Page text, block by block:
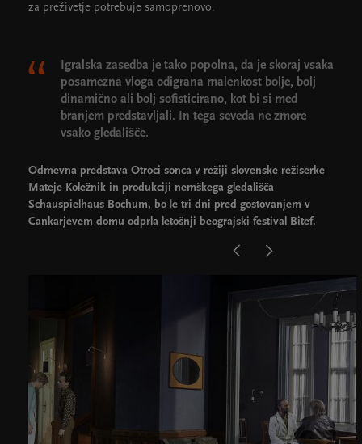
za preživetje potrebuje samoprenovo.
Igralska zasedba je tako popolna, da je skoraj vsaka
posamezna vloga odigrana malenkost bolje, bolj
dinamično ali bolj sofisticirano, kot bi si med
branjem predstavljali. In tega seveda ne zmore
vsako gledališče.
Odmevna predstava Otroci sonca v režiji slovenske režiserke
Mateje Koležnik in produkciji nemškega gledališča
Schauspielhaus Bochum, bo le tri dni pred gostovanjem v
Cankarjevem domu odprla letošnji beograjski festival Bitef.